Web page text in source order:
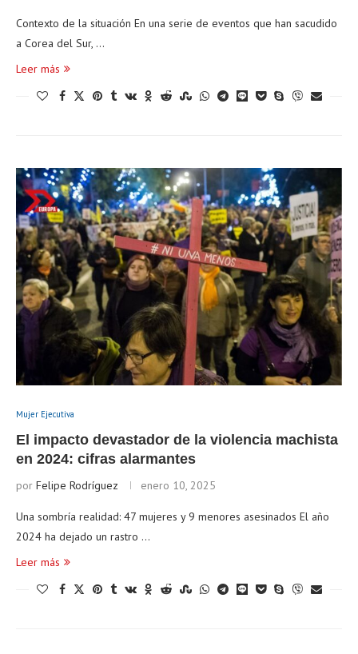
Contexto de la situación En una serie de eventos que han sacudido
a Corea del Sur, …
Leer más
Mujer Ejecutiva
El impacto devastador de la violencia machista
en 2024: cifras alarmantes
por Felipe Rodríguez enero 10, 2025
Una sombría realidad: 47 mujeres y 9 menores asesinados El año
2024 ha dejado un rastro …
Leer más